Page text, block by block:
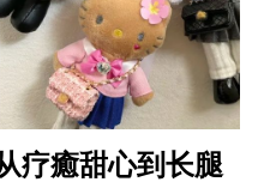
疗癒甜心到长腿